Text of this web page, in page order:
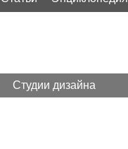
Студии дизайна